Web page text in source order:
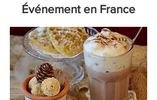
Événement en France